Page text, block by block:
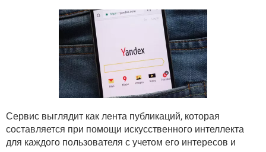
GOOGLE
ВКОНТАКТЕ
GOOGLE
Сервис выглядит как лента публикаций, которая
составляется при помощи искусственного интеллекта
для каждого пользователя с учетом его интересов и